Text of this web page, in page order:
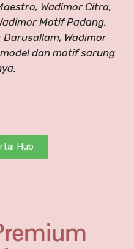
Wadimor Citra,
Motif Padang,
Darusallam, Wadimor
dan motif sarung
Hub